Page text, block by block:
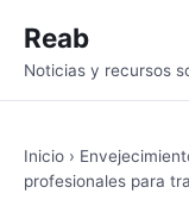
Reab
Noticias y recursos
Inicio ›
profesionales para